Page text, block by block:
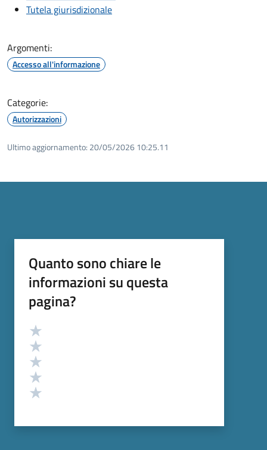
Tutela giurisdizionale
Argomenti:
Accesso all'informazione
Categorie:
Autorizzazioni
Ultimo aggiornamento: 20/05/2026 10:25.11
Quanto sono chiare le
informazioni su questa
pagina?
Valutazione